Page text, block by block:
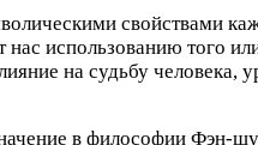
свойствами
использованию того
на судьбу человека,
в философии Фэн-